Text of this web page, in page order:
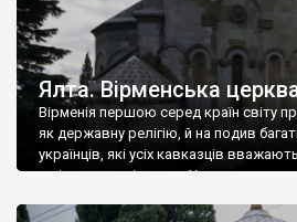
Ялта. Вірменська
Вірменія першою серед країн світу
як державну релігію, й на подив
українців, які усіх кавказців
є відданими вірянами Христа